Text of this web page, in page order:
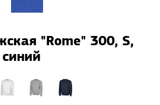
"Rome" 300, S,